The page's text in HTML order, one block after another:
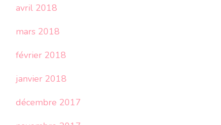
avril 2018
mars 2018
février 2018
janvier 2018
décembre 2017